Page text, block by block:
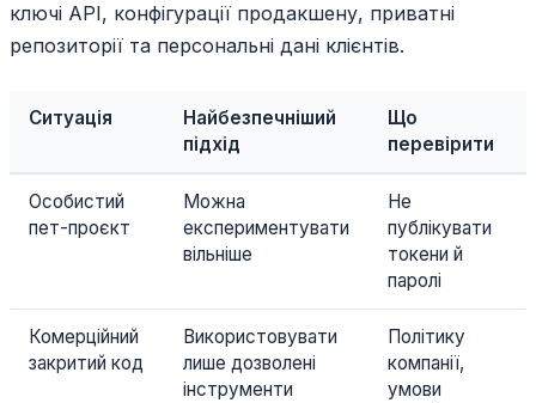
ключі API, конфігурації продакшену, приватні
репозиторії та персональні дані клієнтів.
Ситуація
Найбезпечніший
підхід
Що
перевірити
Особистий
пет-проєкт
Можна
експериментувати
вільніше
Не
публікувати
токени й
паролі
Комерційний
закритий код
Використовувати
лише дозволені
інструменти
Політику
компанії,
умови